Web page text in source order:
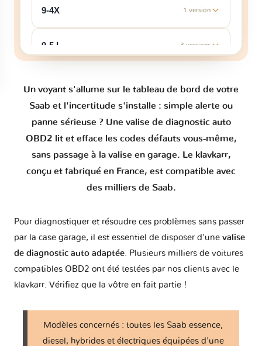
9-4X 1 version
9-5 I 3 versions
1 version
Un voyant s'allume sur le tableau de bord de votre
Saab et l'incertitude s'installe : simple alerte ou
panne sérieuse ? Une valise de diagnostic auto
OBD2 lit et efface les codes défauts vous-même,
sans passage à la valise en garage. Le klavkarr,
conçu et fabriqué en France, est compatible avec
des milliers de Saab.
Pour diagnostiquer et résoudre ces problèmes sans passer
par la case garage, il est essentiel de disposer d'une valise
de diagnostic auto adaptée . Plusieurs milliers de voitures
compatibles OBD2 ont été testées par nos clients avec le
klavkarr. Vérifiez que la vôtre en fait partie !
Modèles concernés : toutes les Saab essence,
diesel, hybrides et électriques équipées d'une